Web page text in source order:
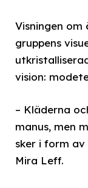
Visningen
gruppens
vision:
– Kläderna
manus, men
sker i form
Mira Leff.